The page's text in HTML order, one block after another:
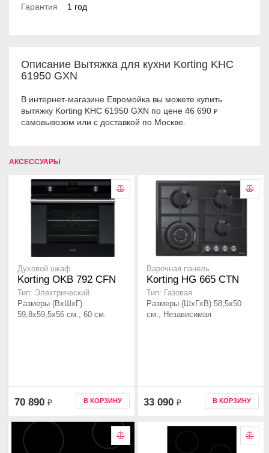
Гарантия
1 год
Описание Вытяжка для кухни Korting KHC
61950 GXN
В интернет-магазине Евромойка вы можете купить
вытяжку Korting KHC 61950 GXN по цене 46 690 ₽
самовывозом или с доставкой по Москве.
АКСЕССУАРЫ
Духовой шкаф
Korting OKB 792 CFN
Тип: Электрический
Размеры (ВхШхГ)
59,8х59,5х56 см., 60 см.
70 890 ₽ В КОРЗИНУ
Варочная панель
Korting HG 665 CTN
Тип: Газовая
Размеры (ШхГхВ) 58,5х50
см., Независимая
33 090 ₽ В КОРЗИНУ